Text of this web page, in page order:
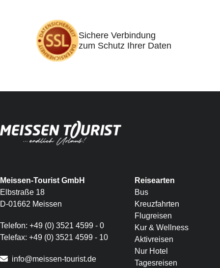
Sichere Verbindung
zum Schutz Ihrer Daten
Meissen-Tourist GmbH
Elbstraße 18
D-01662 Meissen
Telefon: +49 (0) 3521 4599 - 0
Telefax: +49 (0) 3521 4599 - 10
info@meissen-tourist.de
Reisearten
Bus
Kreuzfahrten
Flugreisen
Kur & Wellness
Aktivreisen
Nur Hotel
Tagesreisen